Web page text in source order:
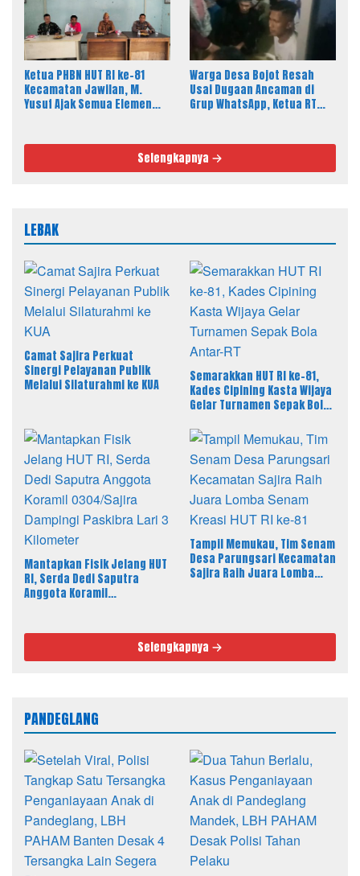
Ketua PHBN HUT RI ke-81
Kecamatan Jawilan, M.
Yusuf Ajak Semua Elemen
Warga Desa Bojot Resah
Usai Dugaan Ancaman di
Grup WhatsApp, Ketua RT
Selengkapnya
LEBAK
Camat Sajira Perkuat
Sinergi Pelayanan Publik
Melalui Silaturahmi ke KUA
Semarakkan HUT RI ke-81,
Kades Cipining Kasta Wijaya
Gelar Turnamen Sepak Bola
Mantapkan Fisik Jelang HUT
RI, Serda Dedi Saputra
Anggota Koramil
Tampil Memukau, Tim Senam
Desa Parungsari Kecamatan
Sajira Raih Juara Lomba
Selengkapnya
PANDEGLANG